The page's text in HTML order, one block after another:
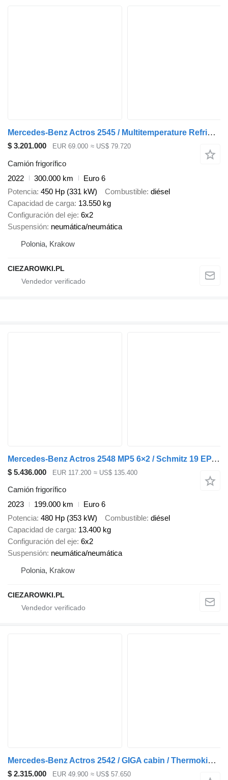
Mercedes-Benz Actros 2545 / Multitemperature Refrigerator / several units
$ 3.201.000 EUR 69.000 ≈ US$ 79.720
Camión frigorífico
2022
300.000 km
Euro 6
Potencia 450 Hp (331 kW) Combustible diésel
Capacidad de carga 13.550 kg
Configuración del eje 6x2
Suspensión neumática/neumática
Polonia, Krakow
CIEZAROWKI.PL
Mercedes-Benz Actros 2548 MP5 6×2 / Schmitz 19 EPAL refrigerator / 2023
$ 5.436.000 EUR 117.200 ≈ US$ 135.400
Camión frigorífico
2023
199.000 km
Euro 6
Potencia 480 Hp (353 kW) Combustible diésel
Capacidad de carga 13.400 kg
Configuración del eje 6x2
Suspensión neumática/neumática
Polonia, Krakow
CIEZAROWKI.PL
Mercedes-Benz Actros 2542 / GIGA cabin / Thermoking 1000R
$ 2.315.000 EUR 49.900 ≈ US$ 57.650